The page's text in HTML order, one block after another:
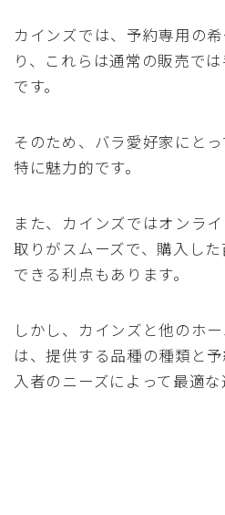
カインズでは、予約専用の
り、これらは通常の販売で
です。
そのため、バラ愛好家にと
特に魅力的です。
また、カインズではオンラ
取りがスムーズで、購入し
できる利点もあります。
しかし、カインズと他のホ
は、提供する品種の種類と
入者のニーズによって最適な